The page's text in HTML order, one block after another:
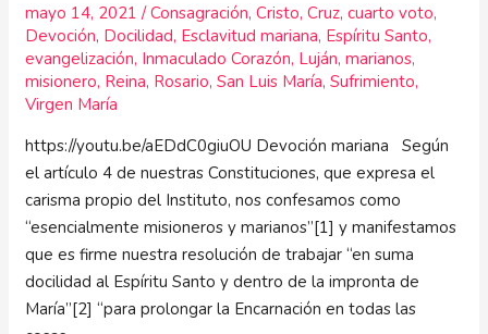
mayo 14, 2021/Consagración,Cristo,Cruz,cuarto voto,
Devoción, Docilidad, Esclavitud mariana, Espíritu Santo,
evangelización, Inmaculado Corazón, Luján,marianos,
misionero, Reina, Rosario,San Luis María,Sufrimiento,
Virgen María
https://youtu.be/aEDdC0giuOU Devoción mariana Según
el artículo 4 de nuestras Constituciones, que expresa el
carisma propio del Instituto, nos confesamos como
“esencialmente misioneros y marianos”[1] y manifestamos
que es firme nuestra resolución de trabajar “en suma
docilidad al Espíritu Santo y dentro de la impronta de
María”[2] “para prolongar la Encarnación en todas las